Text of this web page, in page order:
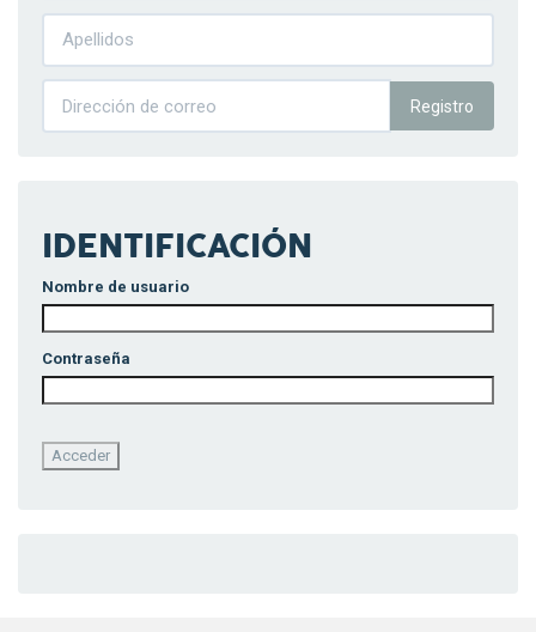
Registro
IDENTIFICACIÓN
Nombre de usuario
Contraseña